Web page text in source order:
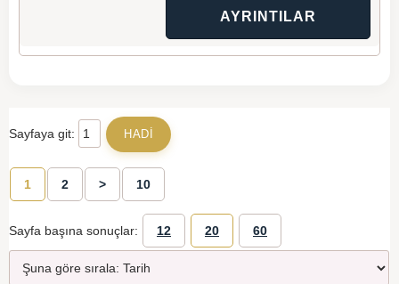
AYRINTILAR
Sayfaya git:
1 2 > 10
Sayfa başına sonuçlar: 12 20 60